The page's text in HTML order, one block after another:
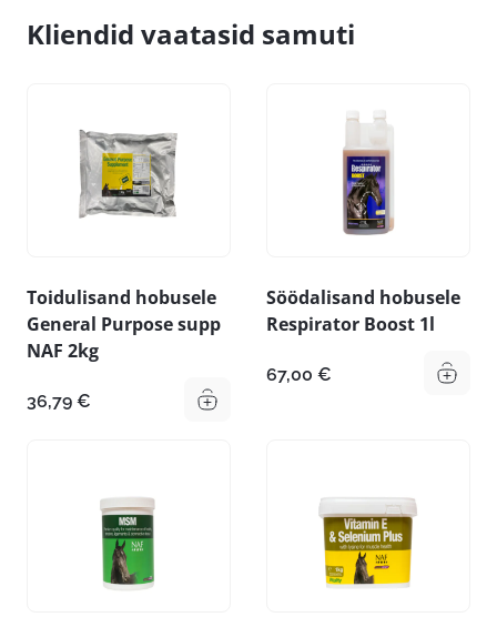
Kliendid vaatasid samuti
Toidulisand hobusele
General Purpose supp
NAF 2kg
36,79 €
Söödalisand hobusele
Respirator Boost 1l
67,00 €